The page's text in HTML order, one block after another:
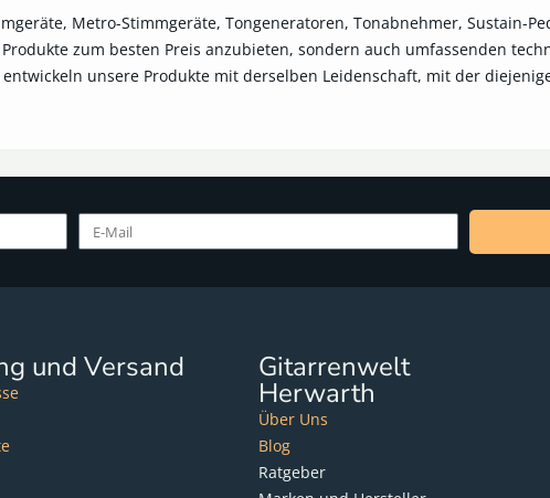
Metro-Stimmgeräte, Tongeneratoren, Tonabnehmer, Sustain-
zum besten Preis anzubieten, sondern auch umfassenden
unsere Produkte mit derselben Leidenschaft, mit der
und Versand Gitarrenwelt
Herwarth
Über Uns
Blog
Ratgeber